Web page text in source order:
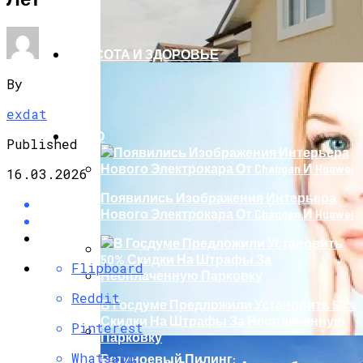
Штукатурка Фасада Любой Сложности
От Компании «Град»
КРАСОТА И ЗДОРОВЬЕ
Ретиноевый Пилинг:
АВТО
Появились Изображения Интерьера
Нового Электрокара От Changan И Huawei
В Госдуме Предложили Установить 50%
Скидки На Штрафы За Неоплаченную
Парковку
By
exdat
Published
16.03.2026
Flipboard
Reddit
Pinterest
Whatsapp